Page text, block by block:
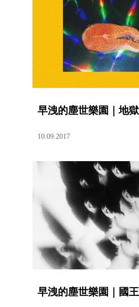
早洩的塵世樂園｜地
10.09.2017
早洩的塵世樂園｜國